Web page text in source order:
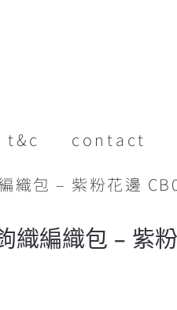
t&c
contact
織包 – 紫粉花邊
織編織包 – 紫